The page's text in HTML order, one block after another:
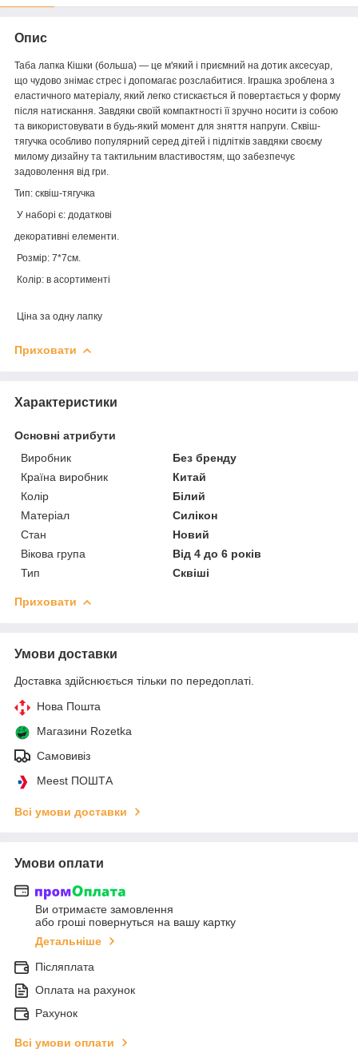
Опис
Таба лапка Кішки (больша) — це м'який і приємний на дотик аксесуар,
що чудово знімає стрес і допомагає розслабитися. Іграшка зроблена з
еластичного матеріалу, який легко стискається й повертається у форму
після натискання. Завдяки своїй компактності її зручно носити із собою
та використовувати в будь-який момент для зняття напруги. Сквіш-
тягучка особливо популярний серед дітей і підлітків завдяки своєму
милому дизайну та тактильним властивостям, що забезпечує
задоволення від гри.
Тип: сквіш-тягучка
У наборі є: додаткові
декоративні елементи.
Розмір: 7*7см.
Колір: в асортименті
Ціна за одну лапку
Приховати
Характеристики
Основні атрибути
Виробник
Без бренду
Країна виробник
Китай
Колір
Білий
Матеріал
Силікон
Стан
Новий
Вікова група
Від 4 до 6 років
Тип
Сквіші
Приховати
Умови доставки
Доставка здійснюється тільки по передоплаті.
Нова Пошта
Магазини Rozetka
Самовивіз
Meest ПОШТА
Всі умови доставки
Умови оплати
Ви отримаєте замовлення
або гроші повернуться на вашу картку
Детальніше
Післяплата
Оплата на рахунок
Рахунок
Всі умови оплати